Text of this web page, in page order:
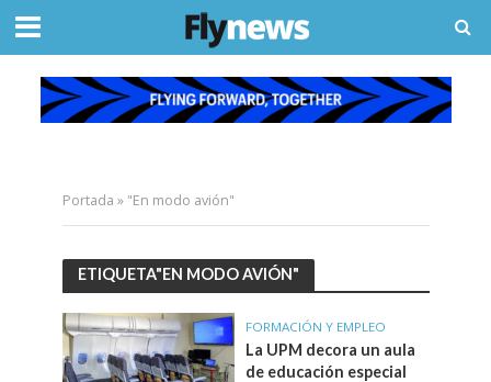
Portada » "En modo avión"
ETIQUETA"EN MODO AVIÓN"
FORMACIÓN Y EMPLEO
La UPM decora un aula
de educación especial